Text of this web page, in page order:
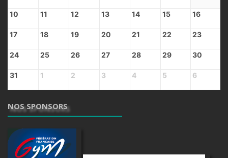
10 11 12 13 14 15 16
17 18 19 20 21 22 23
24 25 26 27 28 29 30
31 1 2 3 4 5 6
NOS SPONSORS